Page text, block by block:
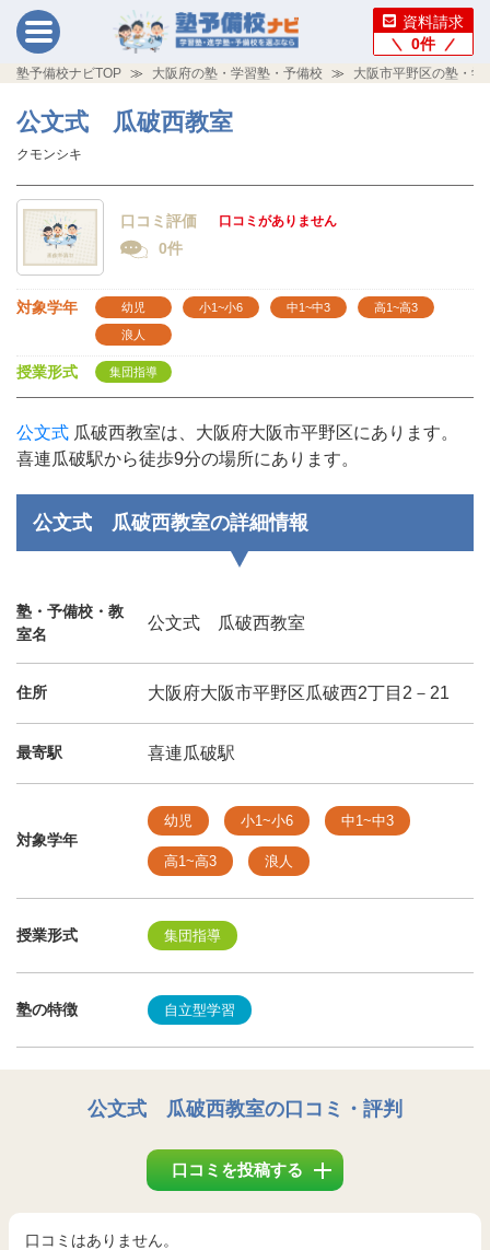
資料請求
0件
塾予備校ナビTOP 大阪府の塾・学習塾・予備校 大阪市平野区の塾・学
公文式 瓜破西教室
クモンシキ
口コミ評価 口コミがありません
0件
対象学年 幼児 小1~小6 中1~中3 高1~高3
浪人
授業形式 集団指導
公文式 瓜破西教室は、大阪府大阪市平野区にあります。
喜連瓜破駅から徒歩9分の場所にあります。
公文式 瓜破西教室の詳細情報
塾・予備校・教
室名
公文式 瓜破西教室
住所 大阪府大阪市平野区瓜破西2丁目2－21
最寄駅 喜連瓜破駅
対象学年
幼児 小1~小6 中1~中3
高1~高3 浪人
授業形式 集団指導
塾の特徴 自立型学習
公文式 瓜破西教室の口コミ・評判
口コミを投稿する
口コミはありません。